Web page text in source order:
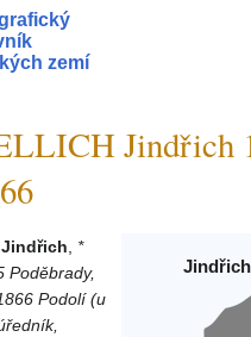
zemí
obsah
Jindřich
Jindřich
*
Poděbrady,
Podolí (u